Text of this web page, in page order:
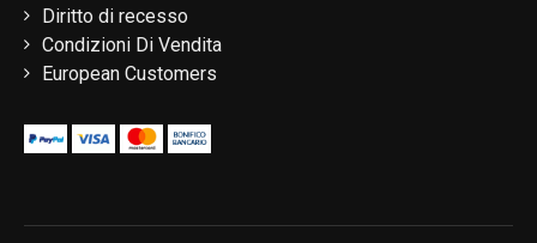
Diritto di recesso
Condizioni Di Vendita
European Customers